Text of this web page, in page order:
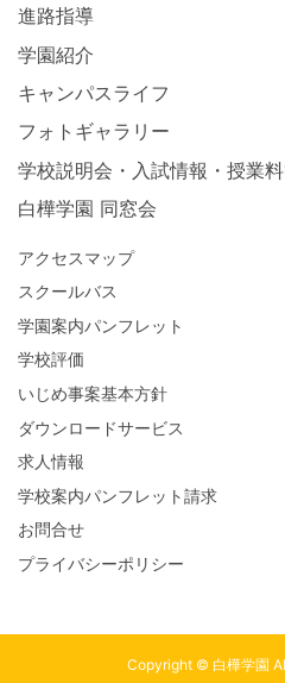
進路指導
学園紹介
キャンパスライフ
フォトギャラリー
学校説明会・入試情報・授業
白樺学園 同窓会
アクセスマップ
スクールバス
学園案内パンフレット
学校評価
いじめ事案基本方針
ダウンロードサービス
求人情報
学校案内パンフレット請求
お問合せ
プライバシーポリシー
Copyright © 白樺学園